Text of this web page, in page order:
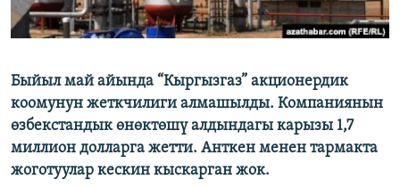
ЭЕ/АРнун бардык сайттары
Быйыл май айында “Кыргызгаз” акционердик
коомунун жеткчилиги алмашылды. Компаниянын
өзбекстандык өнөктөшү алдындагы карызы 1,7
миллион долларга жетти. Анткен менен тармакта
жоготуулар кескин кыскарган жок.